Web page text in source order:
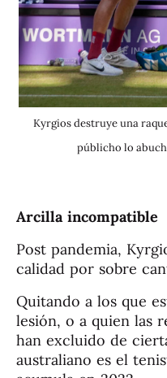
Kyrgios destruye una
públicho lo
Arcilla incompatible
Post pandemia,
calidad por sobre
Quitando a los que
lesión, o a quien las
han excluido de
australiano es el